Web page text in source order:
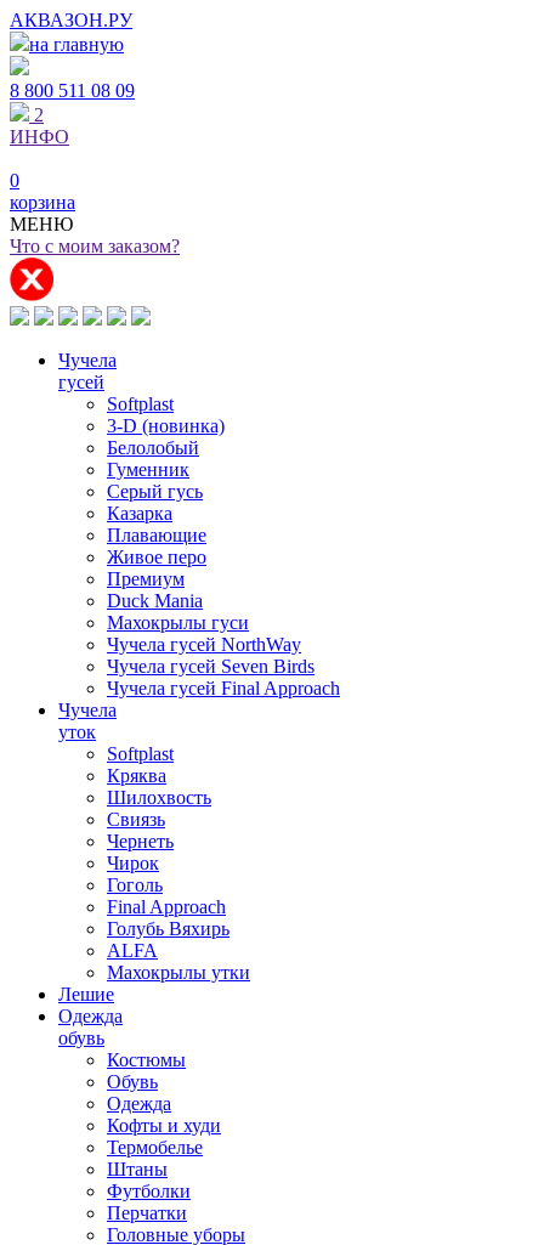
АКВАЗОН.РУ
на главную
8 800 511 08 09
2
ИНФО
0
корзина
МЕНЮ
Что с моим заказом?
Чучела
гусей
Softplast
3-D (новинка)
Белолобый
Гуменник
Серый гусь
Казарка
Плавающие
Живое перо
Премиум
Duck Mania
Махокрылы гуси
Чучела гусей NorthWay
Чучела гусей Seven Birds
Чучела гусей Final Approach
Чучела
уток
Softplast
Кряква
Шилохвость
Свиязь
Чернеть
Чирок
Гоголь
Final Approach
Голубь Вяхирь
ALFA
Махокрылы утки
Лешие
Одежда
обувь
Костюмы
Обувь
Одежда
Кофты и худи
Термобелье
Штаны
Футболки
Перчатки
Головные уборы